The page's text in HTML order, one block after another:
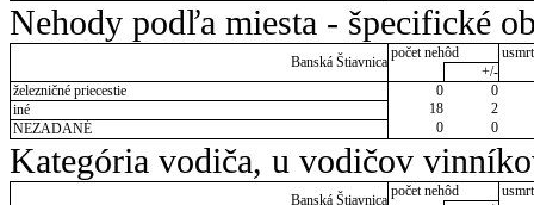
Nehody podľa miesta - špecifické
Banská Štiavnica
počet nehôd
+/-
železničné priecestie
0
0
iné
18
2
NEZADANÉ
0 0
Kategória vodiča, u vodičov
Banská Štiavnica
počet nehôd